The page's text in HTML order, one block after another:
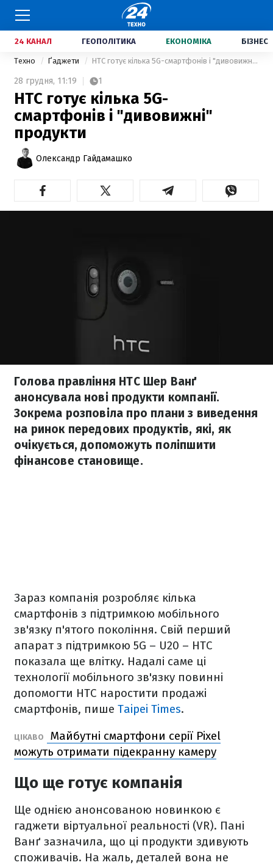
24 КАНАЛ ГЕОПОЛІТИКА ЕКОНОМІКА БІЗНЕС
Техно Ґаджети HTC готує кілька 5G-смартфонів і "дивовижні" продукти
28 грудня, 11:19 1
HTC готує кілька 5G-
смартфонів і "дивовижні"
продукти
Олександр Гайдамашко
Голова правління HTC Шер Ванґ
анонсувала нові продукти компанії.
Зокрема розповіла про плани з виведення
на ринок передових продуктів, які, як
очікується, допоможуть поліпшити
фінансове становище.
Зараз компанія розробляє кілька
смартфонів з підтримкою мобільного
зв'язку п'ятого покоління. Свій перший
апарат з підтримкою 5G – U20 – HTC
показала ще влітку. Надалі саме ці
технології мобільного зв'язку повинні
допомогти HTC наростити продажі
смартфонів, пише Taipei Times.
ЦІКАВО
Майбутні смартфони серії Pixel
можуть отримати підекранну камеру
Що ще готує компанія
Ще однією анонсованою новинкою є
гаджети віртуальної реальності (VR). Пані
Ванґ зазначила, що ці продукти здивують
споживачів. На жаль, деталей вона не